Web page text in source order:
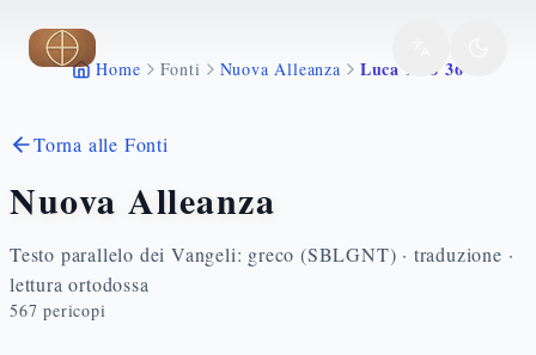
Vai al contenuto principale
Home Fonti Nuova Alleanza Luca 9 28 36
Torna alle Fonti
Nuova Alleanza
Testo parallelo dei Vangeli: greco (SBLGNT) · traduzione ·
lettura ortodossa
567 pericopi